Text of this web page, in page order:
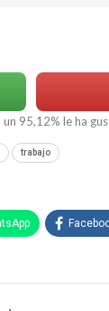
un 95,12% le ha
trabajo